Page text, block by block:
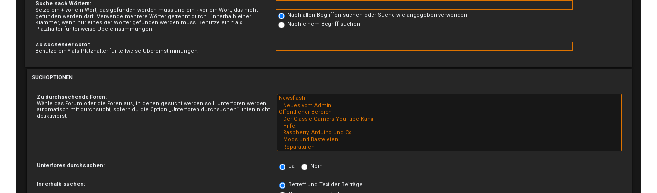
Suche nach Wörtern:
Setze ein+ vor ein Wort, das gefunden werden muss und ein - vor ein Wort, das nicht
gefunden werden darf. Verwende mehrere Wörter getrennt durch
innerhalb einer
Klammer, wenn nur eines der Wörter gefunden werden muss. Benutze ein * als
Platzhalter für teilweise Übereinstimmungen.
Nach allen Begriffen suchen oder Suche wie angegeben verwenden
Nach einem Begriff suchen
Zu suchender Autor:
Benutze ein * als Platzhalter für teilweise Übereinstimmungen.
SUCHOPTIONEN
Zu durchsuchende Foren:
Wähle das Forum oder die Foren aus, in denen gesucht werden soll. Unterforen werden
automatisch mit durchsucht, sofern du die Option „Unterforen durchsuchen“ unten nicht
deaktivierst.
Unterforen durchsuchen: Ja Nein
Innerhalb suchen:
Betreff und Text der Beiträge